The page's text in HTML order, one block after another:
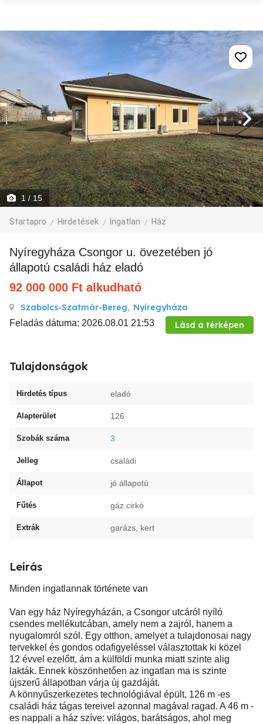
1/ 15
Startapro Hirdetések Ingatlan Ház
Nyíregyháza Csongor u. övezetében jó
állapotú családi ház eladó
92 000 000 Ft alkudható
Szabolcs-Szatmár-Bereg, Nyíregyháza
Lásd a térképen
Feladás dátuma: 2026.08.01 21:53
Tulajdonságok
Hirdetés típus eladó
Alapterület 126
Szobák száma 3
Jelleg családi
Állapot jó állapotú
Fűtés gáz cirkó
Extrák garázs, kert
Leírás
Minden ingatlannak története van
Van egy ház Nyíregyházán, a Csongor utcáról nyíló
csendes mellékutcában, amely nem a zajról, hanem a
nyugalomról szól. Egy otthon, amelyet a tulajdonosai nagy
tervekkel és gondos odafigyeléssel választottak ki közel
12 évvel ezelőtt, ám a külföldi munka miatt szinte alig
lakták. Ennek köszönhetően az ingatlan ma is szinte
újszerű állapotban várja új gazdáját.
A könnyűszerkezetes technológiával épült, 126 m -es
családi ház tágas tereivel azonnal magával ragad. A 46 m -
es nappali a ház szíve: világos, barátságos, ahol meg